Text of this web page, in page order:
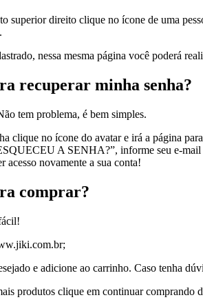
superior direito clique no ícone de uma
nessa mesma página você poderá
recuperar minha senha?
tem problema, é bem simples.
clique no ícone do avatar e irá a página
A SENHA?”, informe seu e-mail
acesso novamente a sua conta!
comprar?
e adicione ao carrinho. Caso tenha
produtos clique em continuar comprando